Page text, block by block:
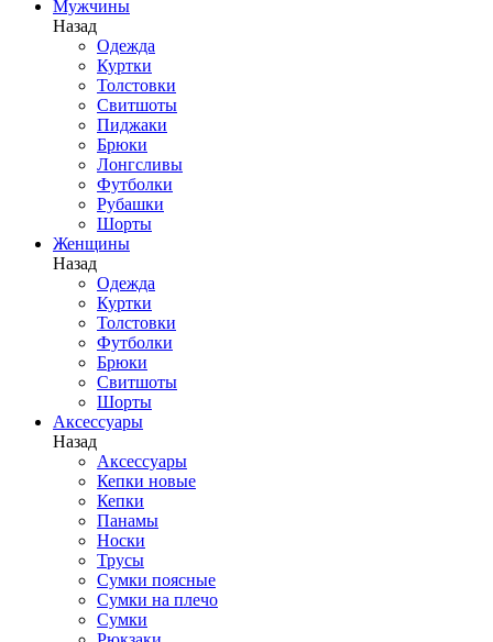
Мужчины
Назад
Одежда
Куртки
Толстовки
Свитшоты
Пиджаки
Брюки
Лонгсливы
Футболки
Рубашки
Шорты
Женщины
Назад
Одежда
Куртки
Толстовки
Футболки
Брюки
Свитшоты
Шорты
Аксессуары
Назад
Аксессуары
Кепки новые
Кепки
Панамы
Носки
Трусы
Сумки поясные
Сумки на плечо
Сумки